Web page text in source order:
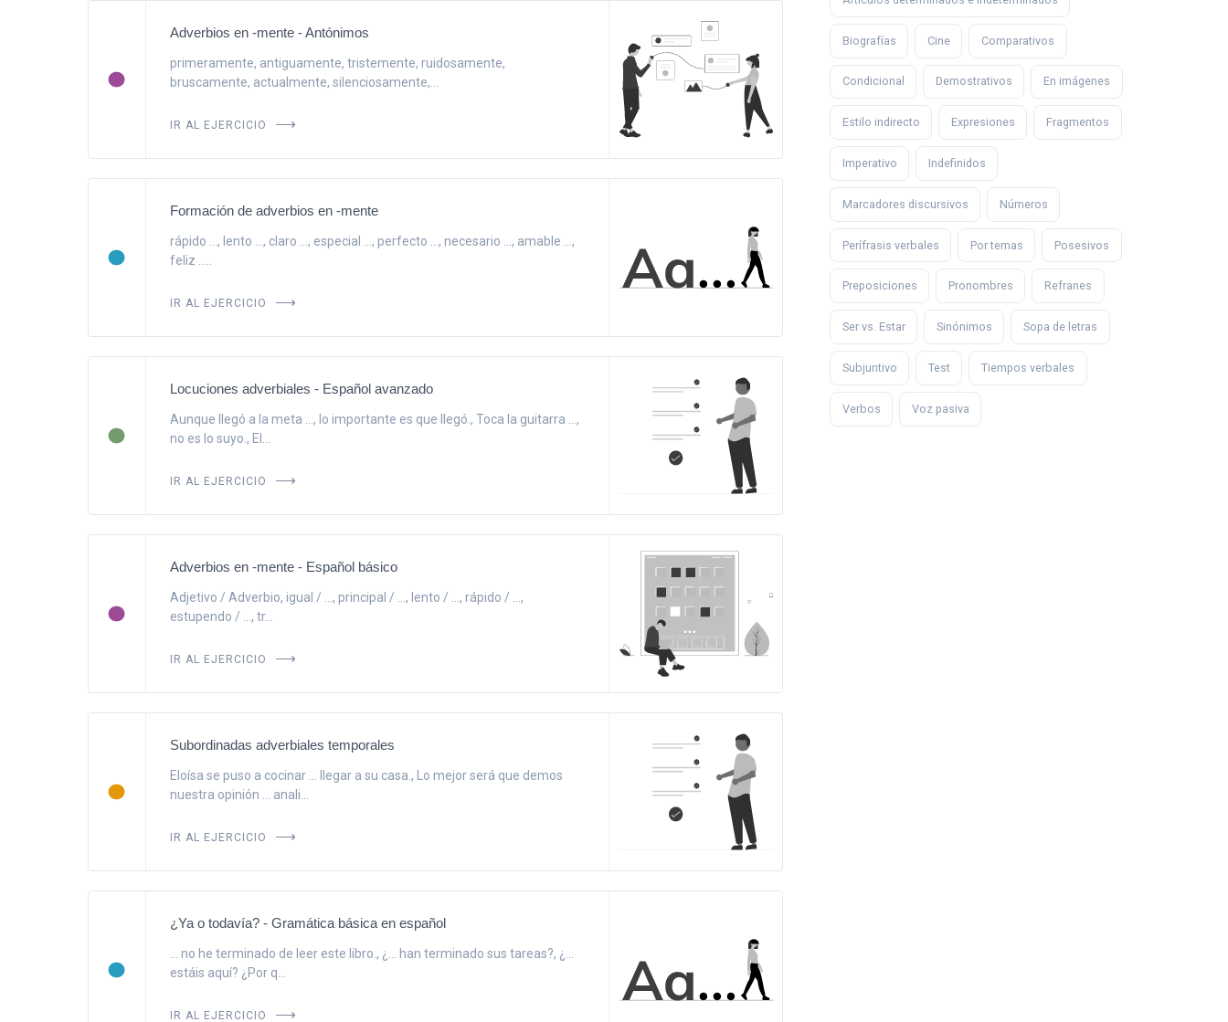
Adverbios en -mente - Antónimos
primeramente, antiguamente, tristemente, ruidosamente,
bruscamente, actualmente, silenciosamente,...
IR AL EJERCICIO
Formación de adverbios en -mente
rápido ..., lento ..., claro ..., especial ..., perfecto ..., necesario ..., amable ...,
feliz .....
IR AL EJERCICIO
Locuciones adverbiales - Español avanzado
Aunque llegó a la meta ..., lo importante es que llegó., Toca la guitarra ...,
no es lo suyo., El...
IR AL EJERCICIO
Adverbios en -mente - Español básico
Adjetivo / Adverbio, igual / ..., principal / ..., lento / ..., rápido / ...,
estupendo / ..., tr...
IR AL EJERCICIO
Subordinadas adverbiales temporales
Eloísa se puso a cocinar ... llegar a su casa., Lo mejor será que demos
nuestra opinión ... anali...
IR AL EJERCICIO
¿Ya o todavía? - Gramática básica en español
... no he terminado de leer este libro., ¿... han terminado sus tareas?, ¿...
estáis aquí? ¿Por q...
IR AL EJERCICIO
Biografías Cine Comparativos
Condicional Demostrativos En imágenes
Estilo indirecto Expresiones Fragmentos
Imperativo Indefinidos
Marcadores discursivos Números
Perífrasis verbales Por temas Posesivos
Preposiciones Pronombres Refranes
Ser vs. Estar Sinónimos Sopa de letras
Subjuntivo Test Tiempos verbales
Verbos Voz pasiva